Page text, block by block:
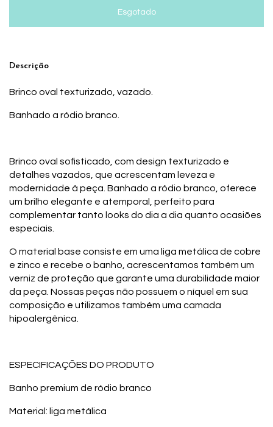
Descrição
Brinco oval texturizado, vazado.
Banhado a ródio branco.
Brinco oval sofisticado, com design texturizado e
detalhes vazados, que acrescentam leveza e
modernidade à peça. Banhado a ródio branco, oferece
um brilho elegante e atemporal, perfeito para
complementar tanto looks do dia a dia quanto ocasiões
especiais.
O material base consiste em uma liga metálica de cobre
e zinco e recebe o banho, acrescentamos também um
verniz de proteção que garante uma durabilidade maior
da peça. Nossas peças não possuem o níquel em sua
composição e utilizamos também uma camada
hipoalergênica.
ESPECIFICAÇÕES DO PRODUTO
Banho premium de ródio branco
Material: liga metálica